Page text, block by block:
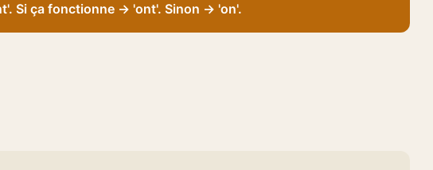
Si ça fonctionne → 'ont'. Sinon → 'on'.